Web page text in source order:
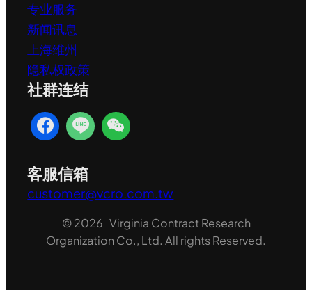
专业服务
新闻讯息
上海维州
隐私权政策
社群连结
客服信箱
customer@vcro.com.tw
© 2026 Virginia Contract Research
Organization Co., Ltd. All rights Reserved.